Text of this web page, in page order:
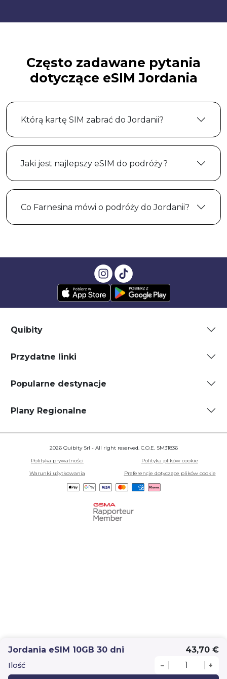
Jordania eSIM 10GB 30 dni 43,70 €
Ilość – +
Często zadawane pytania
dotyczące eSIM Jordania
Którą kartę SIM zabrać do Jordanii?
Jaki jest najlepszy eSIM do podróży?
Co Farnesina mówi o podróży do Jordanii?
Quibity
Przydatne linki
Popularne destynacje
Plany Regionalne
2026 Quibity Srl - All right reserved. C.O.E. SM31836
Polityka prywatności
Polityka plików cookie
Warunki użytkowania
Preferencje dotyczące plików cookie